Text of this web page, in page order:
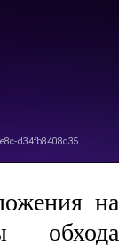
на
обхода